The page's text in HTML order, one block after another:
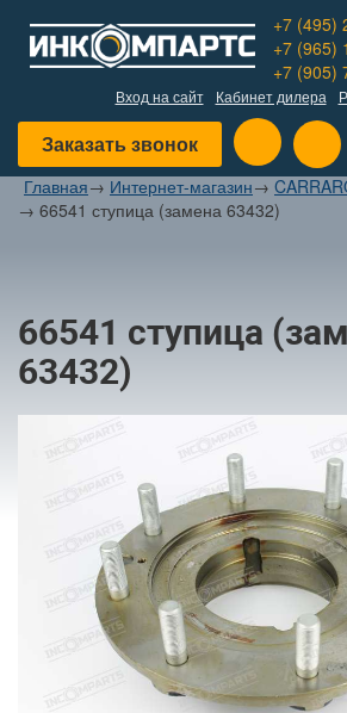
+7 (495)
+7 (965)
+7 (905)
Вход на сайт Кабинет дилера
Заказать звонок
Главная→ Интернет-магазин→
→ 66541 ступица (замена 63432)
66541 ступица
63432)